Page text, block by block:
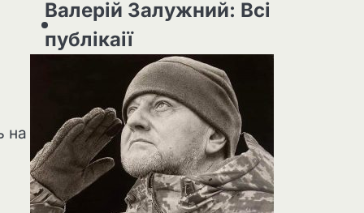
на
Валерій Залужний: Всі
публікаії